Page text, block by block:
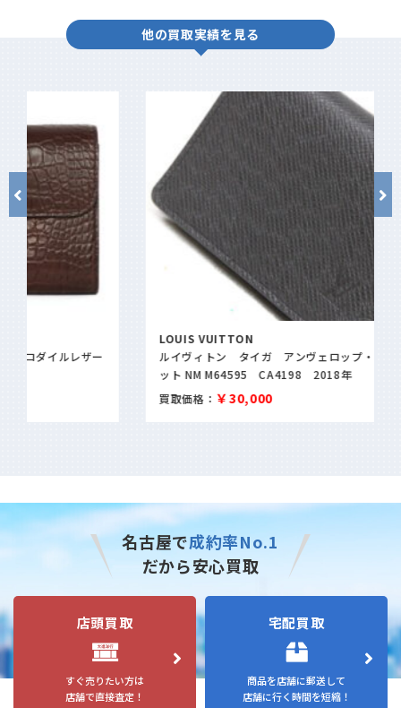
他の買取実績を見る
ルイヴィトン タイガ アンヴェロップ・カルト ドゥ ヴィジ
ット NM M64595 CA4198 2018年
名古屋で成約率No.1
だから安心買取
店頭買取
すぐ売りたい方は
店舗で直接査定！
宅配買取
商品を店舗に郵送して
店舗に行く時間を短縮！